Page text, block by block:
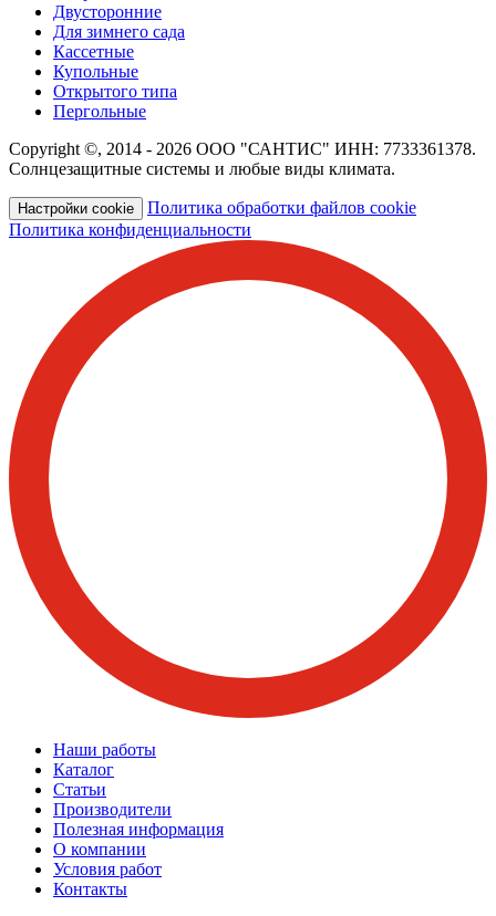
Двусторонние
Для зимнего сада
Кассетные
Купольные
Открытого типа
Пергольные
Copyright ©, 2014 - 2026 ООО "САНТИС" ИНН: 7733361378.
Солнцезащитные системы и любые виды климата.
Настройки cookie
Политика обработки файлов cookie
Политика конфиденциальности
Наши работы
Каталог
Статьи
Производители
Полезная информация
О компании
Условия работ
Контакты